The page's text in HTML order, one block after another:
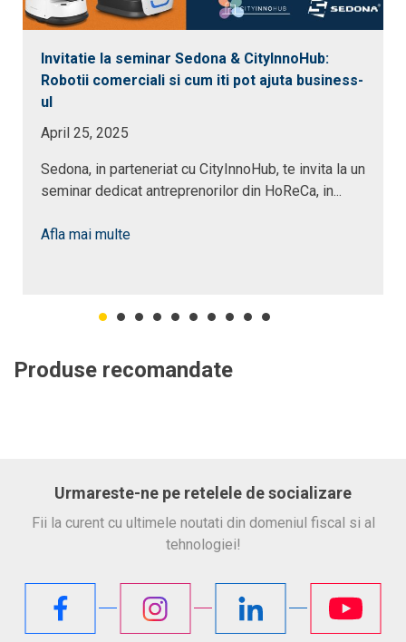
Invitatie la seminar Sedona & CityInnoHub:
Robotii comerciali si cum iti pot ajuta business-
ul
April 25, 2025
Sedona, in parteneriat cu CityInnoHub, te invita la un
seminar dedicat antreprenorilor din HoReCa, in...
Afla mai multe
Produse recomandate
Urmareste-ne pe retelele de socializare
Fii la curent cu ultimele noutati din domeniul fiscal si al
tehnologiei!